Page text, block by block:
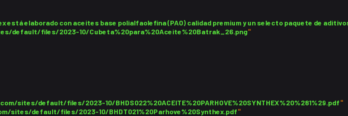
está elaborado con aceites base polialfaolefina (PAO) calidad premium y un selecto paquete de
default/files/2023-10/Cubeta%20para%20Aceite%20Batrak_26.png"
sites/default/files/2023-10/BHDS022%20ACEITE%20PARHOVE%20SYNTHEX%20%281%29.pdf "
sites/default/files/2023-10/BHDT021%20Parhove%20Synthex.pdf